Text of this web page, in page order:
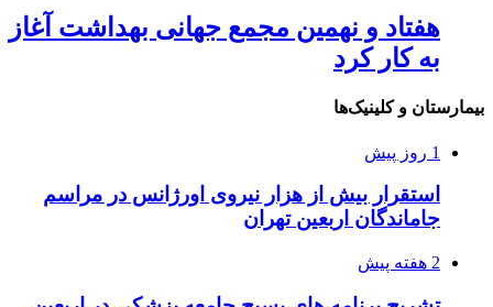
هفتاد و نهمین مجمع جهانی بهداشت آغاز
به کار کرد
بیمارستان و کلینیک‌ها
1 روز پیش
استقرار بیش از هزار نیروی اورژانس در مراسم
جاماندگان اربعین تهران
2 هفته پیش